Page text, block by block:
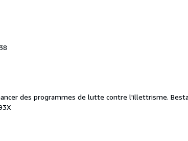
des programmes de lutte contre l'illettrisme.